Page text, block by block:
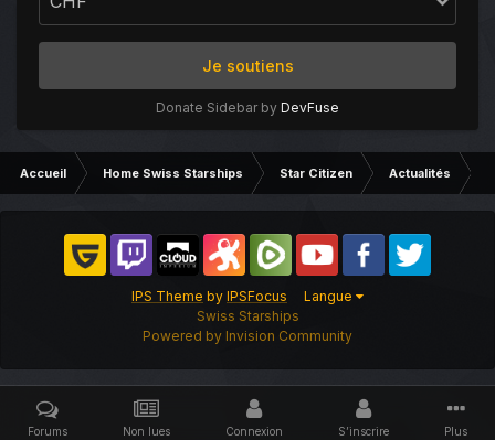
Je soutiens
Donate Sidebar by DevFuse
Accueil Home Swiss Starships Star Citizen Actualités
IPS Theme by IPSFocus
Langue
Swiss Starships
Powered by Invision Community
Forums Non lues Connexion S’inscrire Plus